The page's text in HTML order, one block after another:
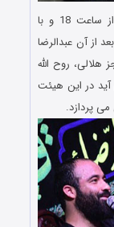
بد نیست بدانید امسال، جلسات هیئت الرضا از ساعت 18 و با
از آن عبدالرضا
هلالی، روح الله
در این هیئت
پردازد.